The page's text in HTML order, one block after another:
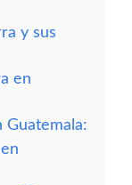
y sus
en
Guatemala: